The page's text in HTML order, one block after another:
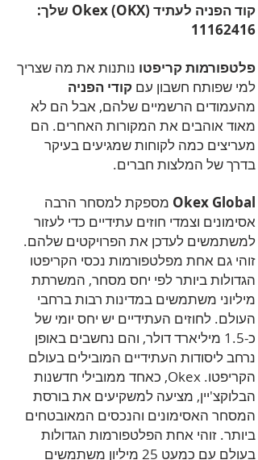
קוד הפניה לעתיד Okex (OKX) שלך:
11162416
פלטפורמות קריפטו נותנות את מה שצריך
למי שפותח חשבון עם קודי הפניה
מהעמודים הרשמיים שלהם, אבל הם לא
מאוד אוהבים את המקורות האחרים. הם
מעריצים כמה לקוחות שמגיעים בעיקר
בדרך של המלצות חברים.
Okex Global מספקת למסחר הרבה
אסימונים וצמדי חוזים עתידיים כדי לעזור
למשתמשים לעדכן את הפרויקטים שלהם.
זוהי גם אחת מפלטפורמות נכסי הקריפטו
הגדולות ביותר לפי יחס מסחר, המשרתת
מיליוני משתמשים במדינות רבות ברחבי
העולם. לחוזים העתידיים יש יחס יומי של
כ-1.5 מיליארד דולר, והם נחשבים באופן
נרחב ליסודות העתידיים המובילים בעולם
הקריפטו. Okex, כאחד ממובילי חדשנות
הבלוקצ'יין, מציעה למשקיעים את בורסת
המסחר האסימונים והנכסים המאובטחים
ביותר. זוהי אחת הפלטפורמות הגדולות
בעולם עם כמעט 25 מיליון משתמשים